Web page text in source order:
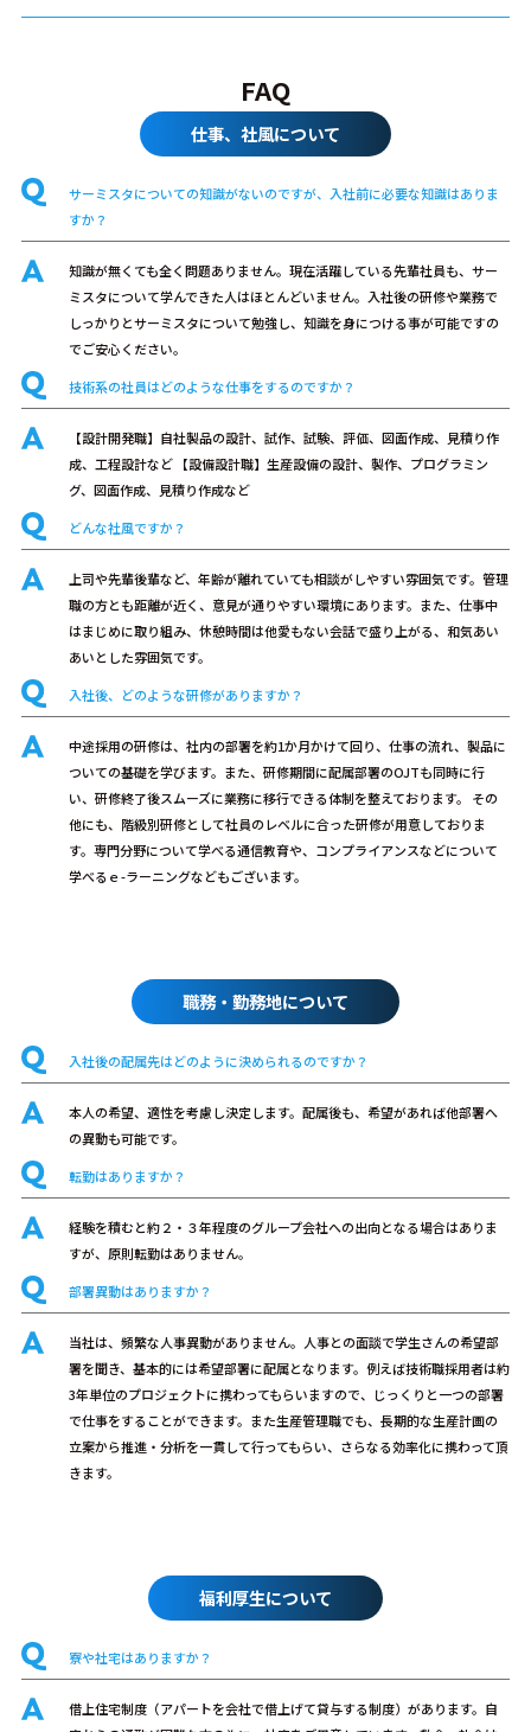
FAQ
仕事、社風について
サーミスタについての知識がないのですが、入社前に必要な知識はありま
すか？
知識が無くても全く問題ありません。現在活躍している先輩社員も、サー
ミスタについて学んできた人はほとんどいません。入社後の研修や業務で
しっかりとサーミスタについて勉強し、知識を身につける事が可能ですの
でご安心ください。
技術系の社員はどのような仕事をするのですか？
【設計開発職】自社製品の設計、試作、試験、評価、図面作成、見積り作
成、工程設計など 【設備設計職】生産設備の設計、製作、プログラミン
グ、図面作成、見積り作成など
どんな社風ですか？
上司や先輩後輩など、年齢が離れていても相談がしやすい雰囲気です。管理
職の方とも距離が近く、意見が通りやすい環境にあります。また、仕事中
はまじめに取り組み、休憩時間は他愛もない会話で盛り上がる、和気あい
あいとした雰囲気です。
入社後、どのような研修がありますか？
中途採用の研修は、社内の部署を約1か月かけて回り、仕事の流れ、製品に
ついての基礎を学びます。また、研修期間に配属部署のOJTも同時に行
い、研修終了後スムーズに業務に移行できる体制を整えております。 その
他にも、階級別研修として社員のレベルに合った研修が用意しておりま
す。専門分野について学べる通信教育や、コンプライアンスなどについて
学べるｅ-ラーニングなどもございます。
職務・勤務地について
入社後の配属先はどのように決められるのですか？
本人の希望、適性を考慮し決定します。配属後も、希望があれば他部署へ
の異動も可能です。
転勤はありますか？
経験を積むと約２・３年程度のグループ会社への出向となる場合はありま
すが、原則転勤はありません。
部署異動はありますか？
当社は、頻繁な人事異動がありません。人事との面談で学生さんの希望部
署を聞き、基本的には希望部署に配属となります。例えば技術職採用者は約
3年単位のプロジェクトに携わってもらいますので、じっくりと一つの部署
で仕事をすることができます。また生産管理職でも、長期的な生産計画の
立案から推進・分析を一貫して行ってもらい、さらなる効率化に携わって頂
きます。
福利厚生について
寮や社宅はありますか？
借上住宅制度（アパートを会社で借上げて貸与する制度）があります。自